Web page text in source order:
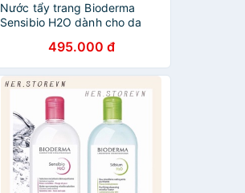
Nước tẩy trang Bioderma
Sensibio H2O dành cho da
495.000 đ